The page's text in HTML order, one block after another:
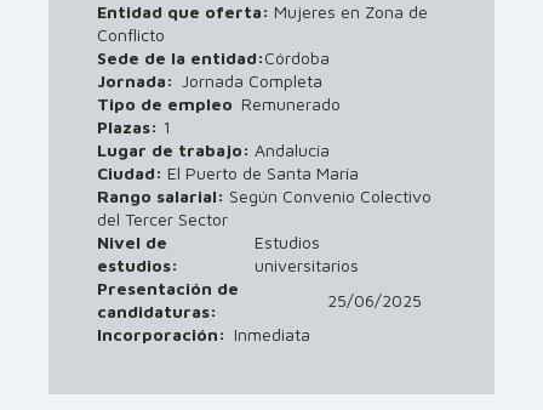
Entidad que oferta: Mujeres en Zona de
Conflicto
Sede de la entidad:Córdoba
Jornada: Jornada Completa
Tipo de empleo Remunerado
Plazas: 1
Lugar de trabajo: Andalucía
Ciudad: El Puerto de Santa María
Rango salarial: Según Convenio Colectivo
del Tercer Sector
Nivel de
estudios:
Estudios
universitarios
Presentación de
candidaturas:
25/06/2025
Incorporación: Inmediata